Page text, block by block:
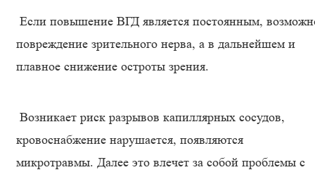
Если повышение ВГД является постоянным,
повреждение зрительного нерва, а в дальнейшем и
плавное снижение остроты зрения.
Возникает риск разрывов капиллярных сосудов,
кровоснабжение нарушается, появляются
микротравмы. Далее это влечет за собой проблемы с